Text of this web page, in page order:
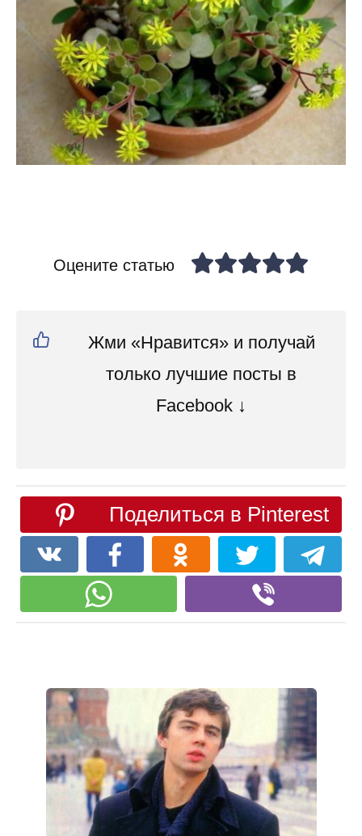
Оцените статью
Жми «Нравится» и получай
только лучшие посты в
Facebook ↓
Поделиться в Pinterest